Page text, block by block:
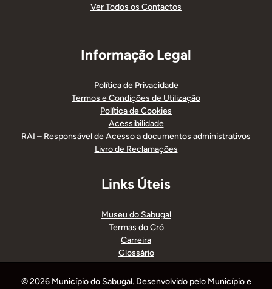
Ver Todos os Contactos
Informação Legal
Política de Privacidade
Termos e Condições de Utilização
Política de Cookies
Acessibilidade
RAI – Responsável de Acesso a documentos administrativos
Livro de Reclamações
Links Úteis
Museu do Sabugal
Termas do Cró
Carreira
Glossário
© 2026 Município do Sabugal. Desenvolvido pelo Município e